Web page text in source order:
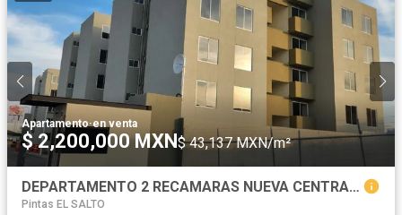
Apartamento·en venta
$ 2,200,000 MXN$ 43,137 MXN/m²
DEPARTAMENTO 2 RECAMARAS NUEVA CENTRAL DE AUTOBUSES GUADALAJARA
Pintas EL SALTO